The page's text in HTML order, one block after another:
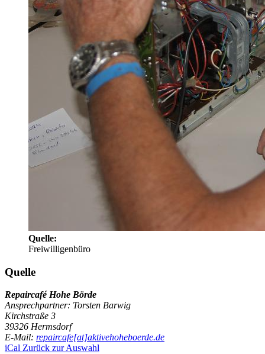
Quelle:
Freiwilligenbüro
Quelle
Repaircafé Hohe Börde
Ansprechpartner: Torsten Barwig
Kirchstraße 3
39326 Hermsdorf
E-Mail: repaircafe[at]aktivehoheboerde.de
iCal Zurück zur Auswahl